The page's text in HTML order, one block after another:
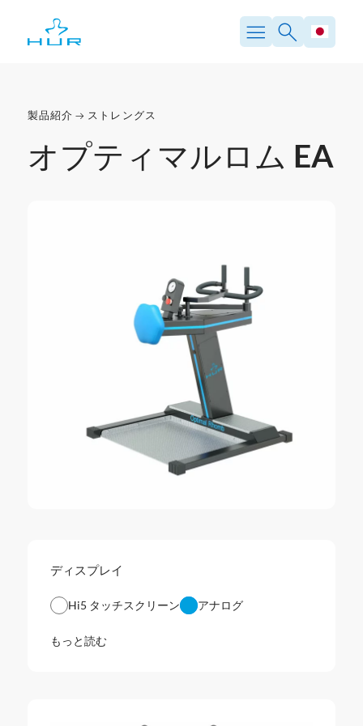
製品紹介 ストレングス
オプティマルロム EA
ディスプレイ
Hi5 タッチスクリーン アナログ
もっと読む